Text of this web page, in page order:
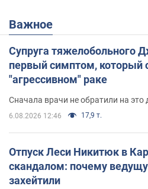
Важное
Супруга тяжелобольного
первый симптом, который
"агрессивном" раке
Сначала врачи не обратили на
6.08.2026 12:46 17,9 т.
Отпуск Леси Никитюк в
скандалом: почему
захейтили